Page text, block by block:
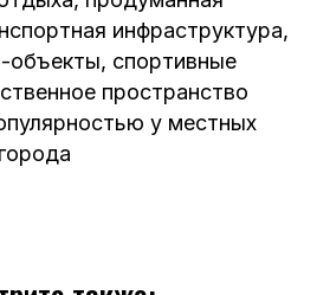
инфраструктура,
объекты, спортивные
пространство
у местных